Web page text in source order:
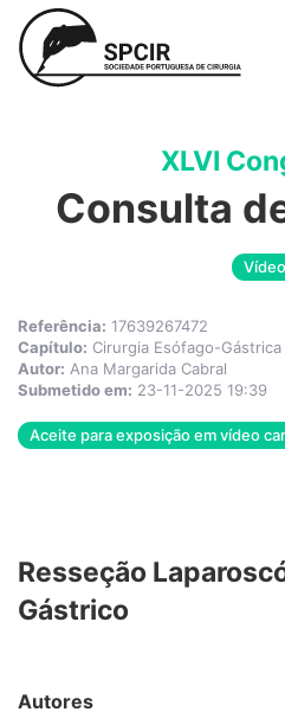
XLVI
Consulta
Vídeo
Referência: 17639267472
Capítulo: Cirurgia Esófago-Gástrica
Autor: Ana Margarida Cabral
Submetido em: 23-11-2025 19:39
Aceite para exposição em vídeo
Resseção
Gástrico
Autores